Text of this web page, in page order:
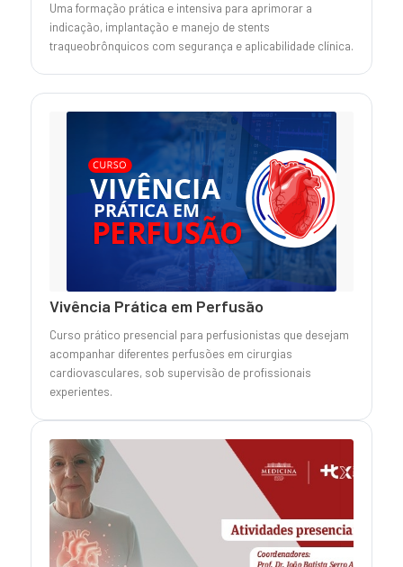
Uma formação prática e intensiva para aprimorar a
indicação, implantação e manejo de stents
traqueobrônquicos com segurança e aplicabilidade clínica.
Vivência Prática em Perfusão
Curso prático presencial para perfusionistas que desejam
acompanhar diferentes perfusões em cirurgias
cardiovasculares, sob supervisão de profissionais
experientes.